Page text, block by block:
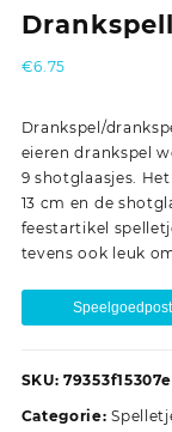
€6.75
Drankspel/
eieren drankspel
9 shotglaasjes.
13 cm en de
feestartikel
tevens ook leuk
SKU: 79353f15307e
Categorie: